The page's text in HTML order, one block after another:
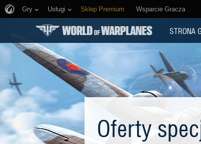
Gry Usługi Sklep Premium Wsparcie Gracza
STRONA
Oferty